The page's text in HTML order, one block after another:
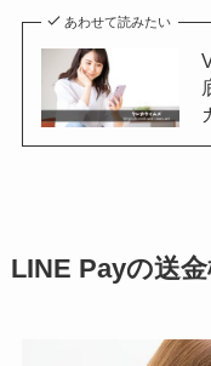
あわせて読みたい
LINE Payの送